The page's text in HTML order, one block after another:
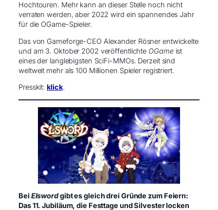
Hochtouren. Mehr kann an dieser Stelle noch nicht
verraten werden, aber 2022 wird ein spannendes Jahr
für die OGame-Spieler.
Das von Gameforge-CEO Alexander Rösner entwickelte
und am 3. Oktober 2002 veröffentlichte OGameist
eines der langlebigsten SciFi-MMOs. Derzeit sind
weltweit mehr als 100 Millionen Spieler registriert.
Presskit: klick.
Bei Elswordgibt es gleich drei Gründe zum Feiern:
Das 11. Jubiläum, die Festtage und Silvester locken